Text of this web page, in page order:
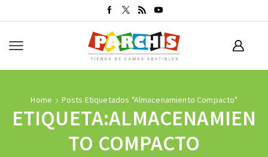
Home Posts Etiquetados "almacenamiento Compacto"
ETIQUETA:ALMACENAMIEN
TO COMPACTO